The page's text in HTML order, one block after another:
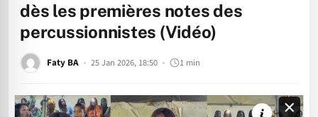
dès les premières notes des
percussionnistes (Vidéo)
Faty BA 25 Jan 2026, 18:50 1 min